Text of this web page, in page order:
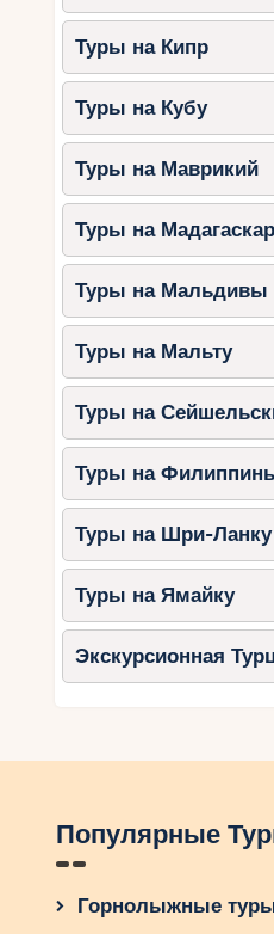
Туры на Кипр
Туры на Кубу
Туры на Маврикий
Туры на Мадагаскар
Туры на Мальдивы
Туры на Мальту
Туры на
Туры на
Туры на Шри-Ланку
Туры на Ямайку
Экскурсионная
Популярные
Горнолыжные